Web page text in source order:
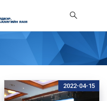
2022-04-15